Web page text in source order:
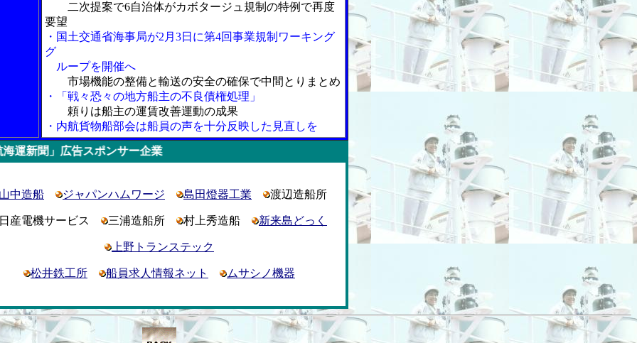
二次提案で6自治体がカボタージュ規制の特例で再度
要望
・国土交通省海事局が2月3日に第4回事業規制ワーキング
グ
ループを開催へ
市場機能の整備と輸送の安全の確保で中間とりまとめ
・「戦々恐々の地方船主の不良債権処理」
頼りは船主の運賃改善運動の成果
・内航貨物船部会は船員の声を十分反映した見直しを
スポンサー企業
中造船 ジャパンハムワージ 島田燈器工業 渡辺造船所
産電機サービス 三浦造船所 村上秀造船 新来島どっく
上野トランステック
松井鉄工所 船員求人情報ネット ムサシノ機器